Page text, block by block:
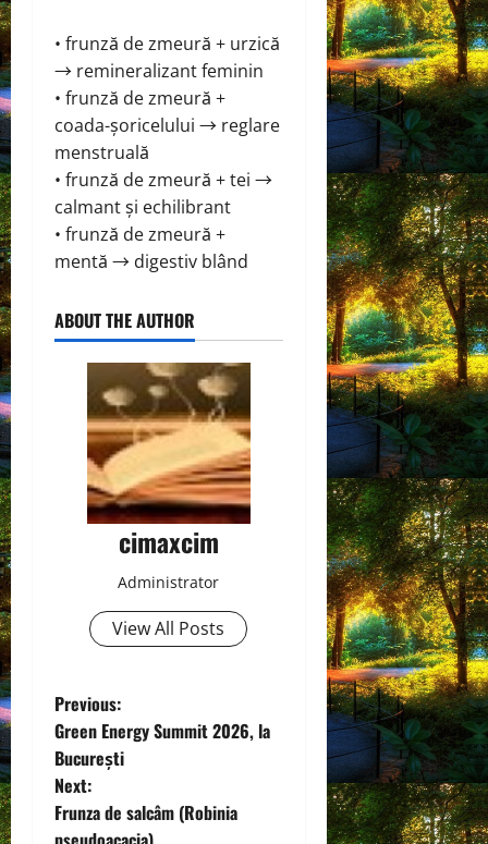
• frunză de zmeură + urzică
→ remineralizant feminin
• frunză de zmeură +
coada-șoricelului → reglare
menstruală
• frunză de zmeură + tei →
calmant și echilibrant
• frunză de zmeură +
mentă → digestiv blând
ABOUT THE AUTHOR
cimaxcim
Administrator
View All Posts
P
o
s
Previous:
Green Energy Summit 2026, la
București
Next:
Frunza de salcâm (Robinia